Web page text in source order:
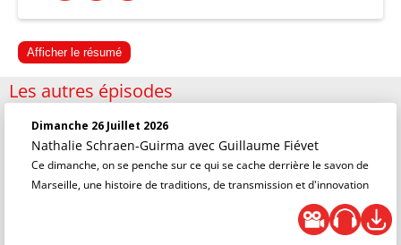
Afficher le résumé
Les autres épisodes
Dimanche 26 Juillet 2026
Nathalie Schraen-Guirma avec Guillaume Fiévet
Ce dimanche, on se penche sur ce qui se cache derrière le savon de
Marseille, une histoire de traditions, de transmission et d'innovation